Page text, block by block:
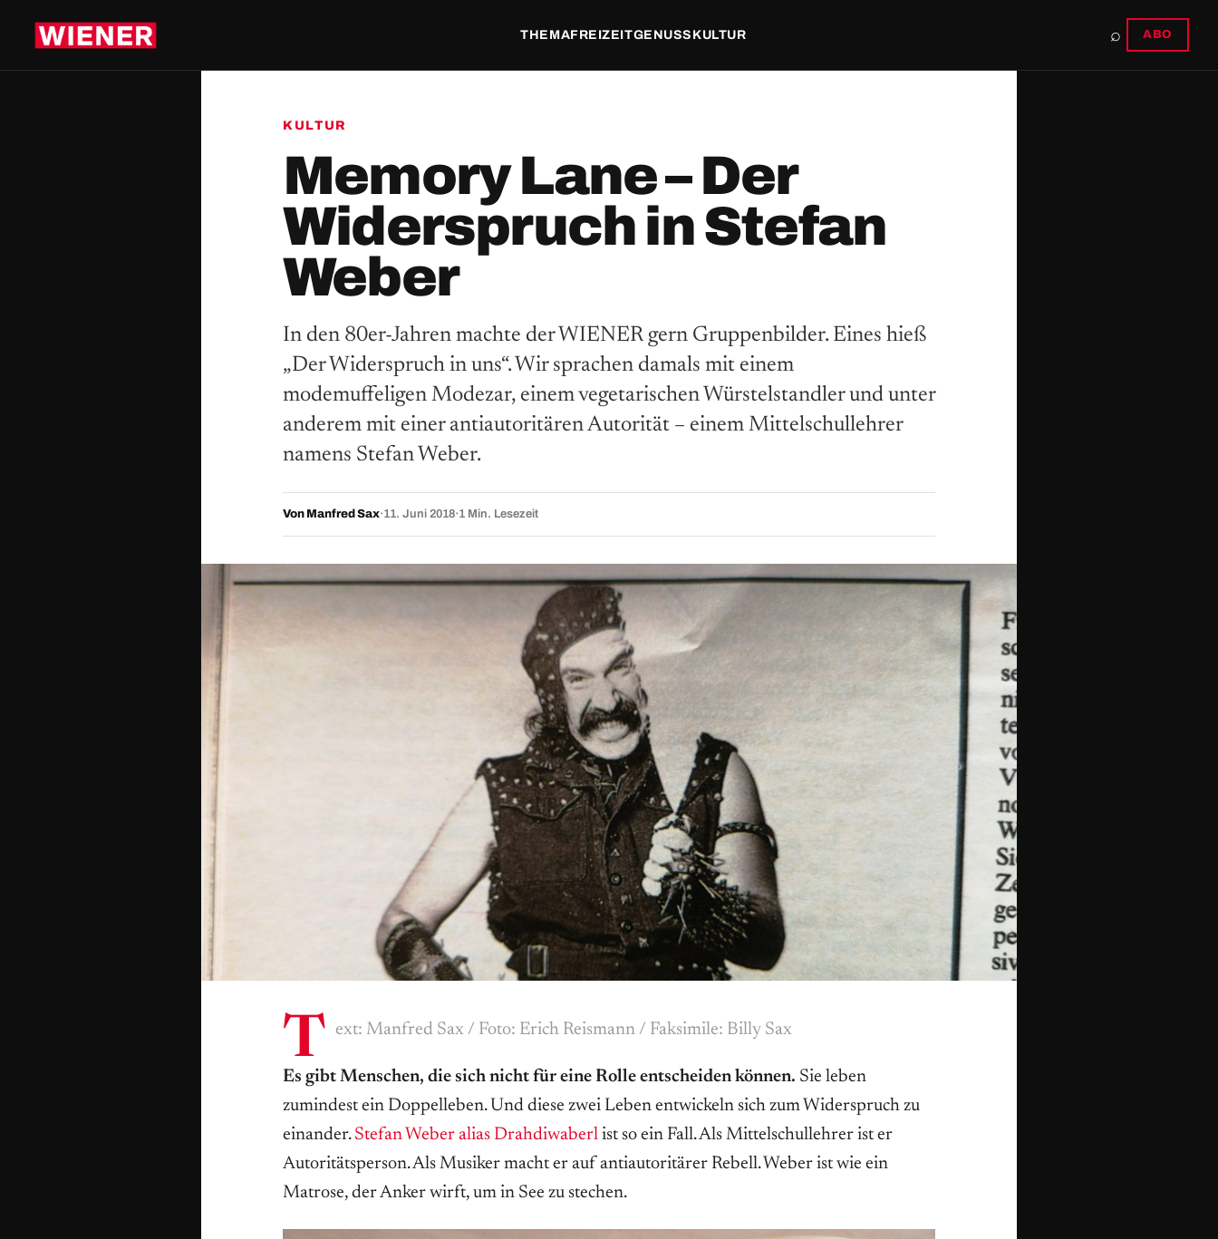
THEMAFREIZEITGENUSS KULTUR ⌕ ABO
KULTUR
Memory Lane – Der
Widerspruch in Stefan
Weber
In den 80er-Jahren machte der WIENER gern Gruppenbilder. Eines hieß
„Der Widerspruch in uns“. Wir sprachen damals mit einem
modemuffeligen Modezar, einem vegetarischen Würstelstandler und unter
anderem mit einer antiautoritären Autorität – einem Mittelschullehrer
namens Stefan Weber.
Von Manfred Sax·11. Juni 2018·1 Min. Lesezeit
T ext: Manfred Sax / Foto: Erich Reismann / Faksimile: Billy Sax
Es gibt Menschen, die sich nicht für eine Rolle entscheiden können. Sie leben
zumindest ein Doppelleben. Und diese zwei Leben entwickeln sich zum Widerspruch zu
einander.Stefan Weber alias Drahdiwaberl ist so ein Fall. Als Mittelschullehrer ist er
Autoritätsperson. Als Musiker macht er auf antiautoritärer Rebell. Weber ist wie ein
Matrose, der Anker wirft, um in See zu stechen.